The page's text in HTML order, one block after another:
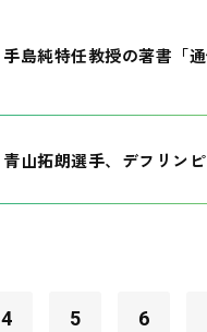
手島純特任教授の著書「
青山拓朗選手、デフリン
4 5 6